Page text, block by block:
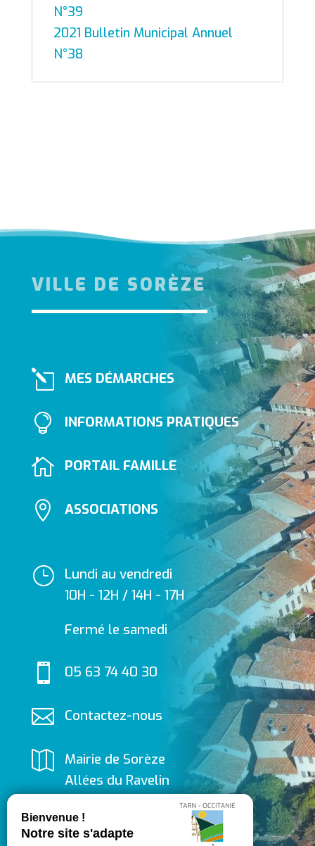
N°39
2021 Bulletin Municipal Annuel
N°38
VILLE DE SORÈZE
l MES DÉMARCHES
 INFORMATIONS PRATIQUES
 PORTAIL FAMILLE
 ASSOCIATIONS
}
Lundi au vendredi
10H - 12H / 14H - 17H
Fermé le samedi
 05 63 74 40 30
 Contactez-nous

Mairie de Sorèze
Allées du Ravelin